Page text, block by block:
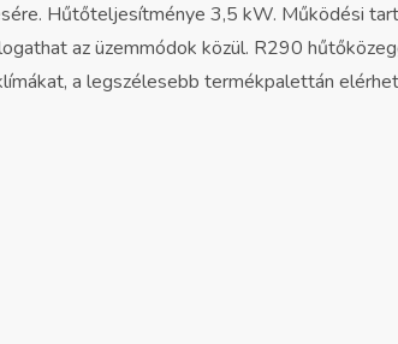
Hűtőteljesítménye 3,5 kW. Működési
az üzemmódok közül. R290
a legszélesebb termékpalettán